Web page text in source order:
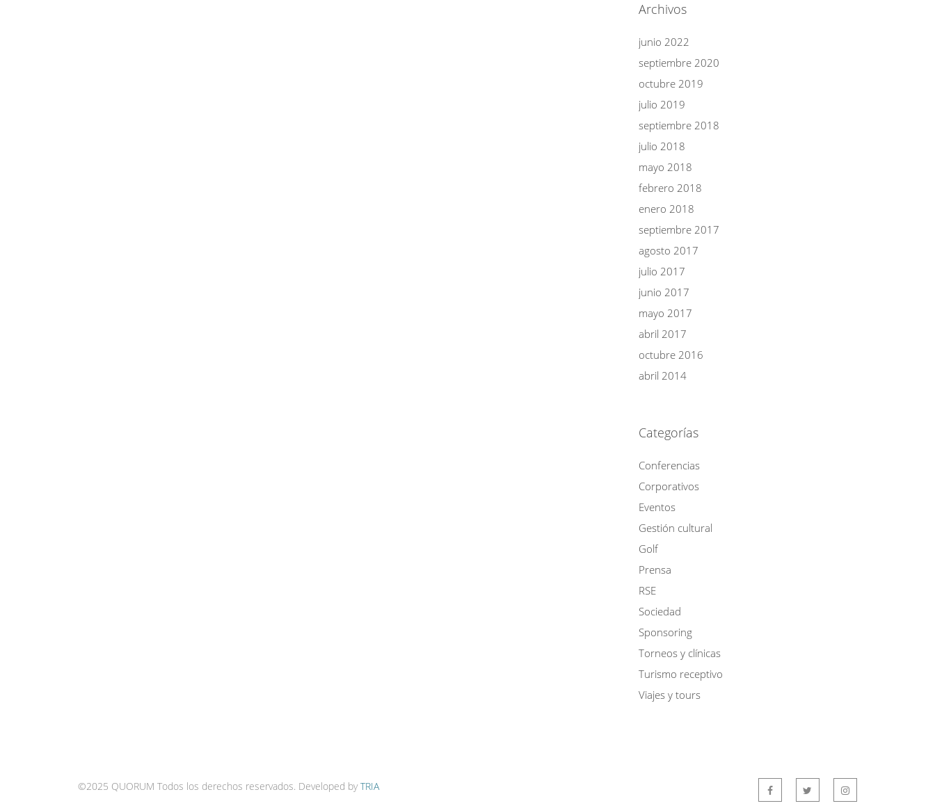
Archivos
junio 2022
septiembre 2020
octubre 2019
julio 2019
septiembre 2018
julio 2018
mayo 2018
febrero 2018
enero 2018
septiembre 2017
agosto 2017
julio 2017
junio 2017
mayo 2017
abril 2017
octubre 2016
abril 2014
Categorías
Conferencias
Corporativos
Eventos
Gestión cultural
Golf
Prensa
RSE
Sociedad
Sponsoring
Torneos y clínicas
Turismo receptivo
Viajes y tours
©2025 QUORUM Todos los derechos reservados. Developed byTRIA